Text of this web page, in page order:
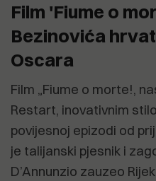
Film 'Fiume o
Bezinovića
Oscara
Film „Fiume o morte!,
Restart, inovativnim
povijesnoj epizodi od
je talijanski pjesnik i
D’Annunzio zauzeo